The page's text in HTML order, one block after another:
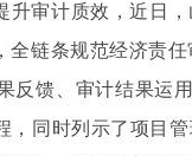
审计质效，近日
链条规范经济责任
反馈、审计结果运
同时列示了项目